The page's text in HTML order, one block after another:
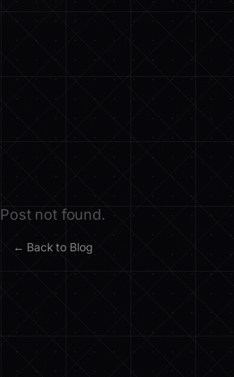
Post not found.
← Back to Blog